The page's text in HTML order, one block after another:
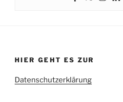
HIER GEHT ES ZUR
Datenschutzerklärung